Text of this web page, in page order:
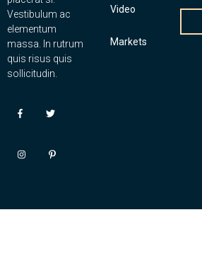
Vestibulum ac
elementum
massa. In rutrum
quis risus quis
sollicitudin.
Video
Markets